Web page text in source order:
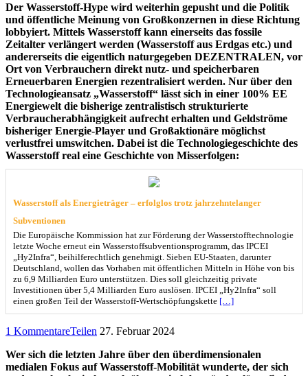
Der Wasserstoff-Hype wird weiterhin gepusht und die Politik
und öffentliche Meinung von Großkonzernen in diese Richtung
lobbyiert. Mittels Wasserstoff kann einerseits das fossile
Zeitalter verlängert werden (Wasserstoff aus Erdgas etc.) und
andererseits die eigentlich naturgegeben DEZENTRALEN, vor
Ort von Verbrauchern direkt nutz- und speicherbaren
Erneuerbaren Energien rezentralisiert werden. Nur über den
Technologieansatz „Wasserstoff“ lässt sich in einer 100% EE
Energiewelt die bisherige zentralistisch strukturierte
Verbraucherabhängigkeit aufrecht erhalten und Geldströme
bisheriger Energie-Player und Großaktionäre möglichst
verlustfrei umswitchen. Dabei ist die Technologiegeschichte des
Wasserstoff real eine Geschichte von Misserfolgen:
Wasserstoff als Energieträger – erfolglos trotz jahrzehntelanger
Subventionen
Die Europäische Kommission hat zur Förderung der Wasserstofftechnologie
letzte Woche erneut ein Wasserstoffsubventionsprogramm, das IPCEI
„Hy2Infra“, beihilferechtlich genehmigt. Sieben EU-Staaten, darunter
Deutschland, wollen das Vorhaben mit öffentlichen Mitteln in Höhe von bis
zu 6,9 Milliarden Euro unterstützen. Dies soll gleichzeitig private
Investitionen über 5,4 Milliarden Euro auslösen. IPCEI „Hy2Infra“ soll
einen großen Teil der Wasserstoff-Wertschöpfungskette […]
1 KommentareTeilen 27. Februar 2024
Wer sich die letzten Jahre über den überdimensionalen
medialen Fokus auf Wasserstoff-Mobilität wunderte, der sich